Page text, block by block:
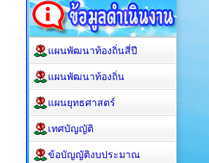
แผนพัฒนาท้องถิ่นสี่ปี
แผนพัฒนาท้องถิ่น
แผนยุทธศาสตร์
เทศบัญญัติ
ข้อบัญญัติงบประมาณ